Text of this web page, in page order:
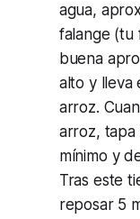
agua,
falange (tu
buena
alto y lleva
arroz.
arroz, tapa
mínimo y
Tras este
reposar 5